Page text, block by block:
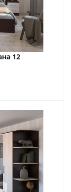
12